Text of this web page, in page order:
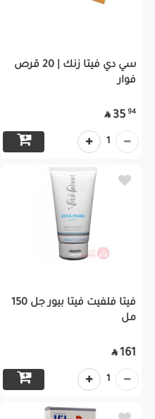
سي دي فيتا زنك | 20 قرص
فوار
94
35

1
فيتا فلفيت فيتا بيور جل 150
مل
161

1